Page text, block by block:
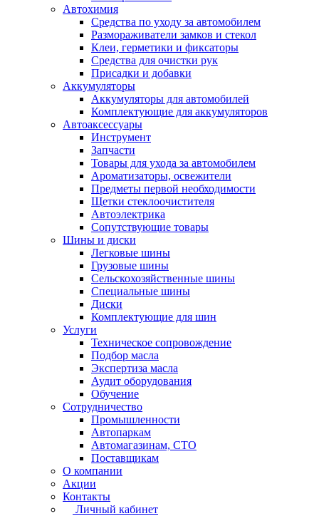
Автохимия
Средства по уходу за автомобилем
Размораживатели замков и стекол
Клеи, герметики и фиксаторы
Средства для очистки рук
Присадки и добавки
Аккумуляторы
Аккумуляторы для автомобилей
Комплектующие для аккумуляторов
Автоаксессуары
Инструмент
Запчасти
Товары для ухода за автомобилем
Ароматизаторы, освежители
Предметы первой необходимости
Щетки стеклоочистителя
Автоэлектрика
Сопутствующие товары
Шины и диски
Легковые шины
Грузовые шины
Сельскохозяйственные шины
Специальные шины
Диски
Комплектующие для шин
Услуги
Техническое сопровождение
Подбор масла
Экспертиза масла
Аудит оборудования
Обучение
Сотрудничество
Промышленности
Автопаркам
Автомагазинам, СТО
Поставщикам
О компании
Акции
Контакты
Личный кабинет